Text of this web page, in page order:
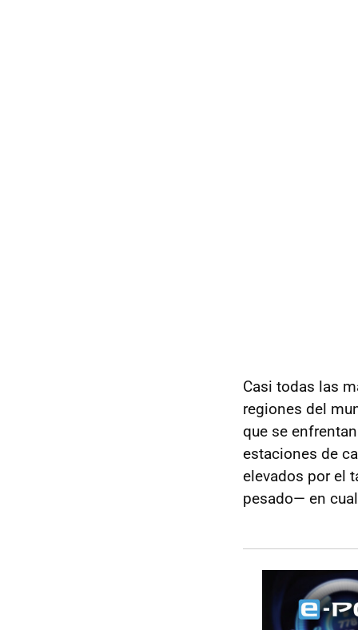
Casi todas las
regiones del
que se
estaciones de
elevados por el
pesado— en